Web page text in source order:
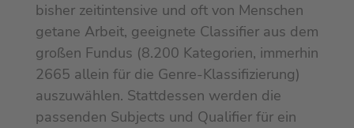
bisher zeitintensive und oft von Menschen
getane Arbeit, geeignete Classifier aus dem
großen Fundus (8.200 Kategorien, immerhin
2665 allein für die Genre-Klassifizierung)
auszuwählen. Stattdessen werden die
passenden Subjects und Qualifier für ein